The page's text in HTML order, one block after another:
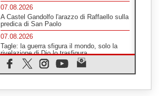
07.08.2026
A Castel Gandolfo l'arazzo di Raffaello sulla
predica di San Paolo
07.08.2026
Tagle: la guerra sfigura il mondo, solo la
rivelazione di Dio lo trasfigura
07.08.2026
Il Papa in Francia, quattro giorni intensi tra